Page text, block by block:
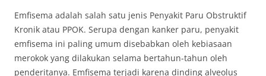
Emfisema adalah salah satu jenis Penyakit Paru Obstruktif
Kronik atau PPOK. Serupa dengan kanker paru, penyakit
emfisema ini paling umum disebabkan oleh kebiasaan
merokok yang dilakukan selama bertahun-tahun oleh
penderitanya. Emfisema terjadi karena dinding alveolus